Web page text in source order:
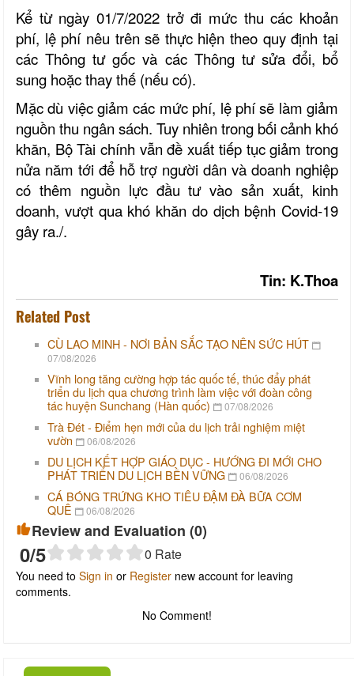
Kể từ ngày 01/7/2022 trở đi mức thu các khoản
phí, lệ phí nêu trên sẽ thực hiện theo quy định tại
các Thông tư gốc và các Thông tư sửa đổi, bổ
sung hoặc thay thế (nếu có).
Mặc dù việc giảm các mức phí, lệ phí sẽ làm giảm
nguồn thu ngân sách. Tuy nhiên trong bối cảnh khó
khăn, Bộ Tài chính vẫn đề xuất tiếp tục giảm trong
nửa năm tới để hỗ trợ người dân và doanh nghiệp
có thêm nguồn lực đầu tư vào sản xuất, kinh
doanh, vượt qua khó khăn do dịch bệnh Covid-19
gây ra./.
Tin: K.Thoa
Related Post
CÙ LAO MINH - NƠI BẢN SẮC TẠO NÊN SỨC HÚT
07/08/2026
Vĩnh long tăng cường hợp tác quốc tế, thúc đẩy phát
triển du lịch qua chương trình làm việc với đoàn công
tác huyện Sunchang (Hàn quốc)
07/08/2026
Trà Đét - Điểm hẹn mới của du lịch trải nghiệm miệt
vườn
06/08/2026
DU LỊCH KẾT HỢP GIÁO DỤC - HƯỚNG ĐI MỚI CHO
PHÁT TRIỂN DU LỊCH BỀN VỮNG
06/08/2026
CÁ BÓNG TRỨNG KHO TIÊU ĐẬM ĐÀ BỮA CƠM
QUÊ
06/08/2026
Review and Evaluation (0)
0/5 0 Rate
You need to Sign in or Register new account for leaving
comments.
No Comment!